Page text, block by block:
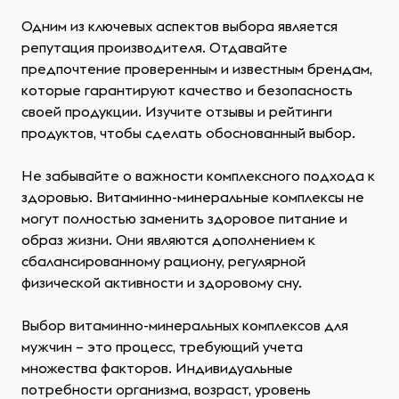
Одним из ключевых аспектов выбора является
репутация производителя. Отдавайте
предпочтение проверенным и известным брендам,
которые гарантируют качество и безопасность
своей продукции. Изучите отзывы и рейтинги
продуктов, чтобы сделать обоснованный выбор.
Не забывайте о важности комплексного подхода к
здоровью. Витаминно-минеральные комплексы не
могут полностью заменить здоровое питание и
образ жизни. Они являются дополнением к
сбалансированному рациону, регулярной
физической активности и здоровому сну.
Выбор витаминно-минеральных комплексов для
мужчин – это процесс, требующий учета
множества факторов. Индивидуальные
потребности организма, возраст, уровень